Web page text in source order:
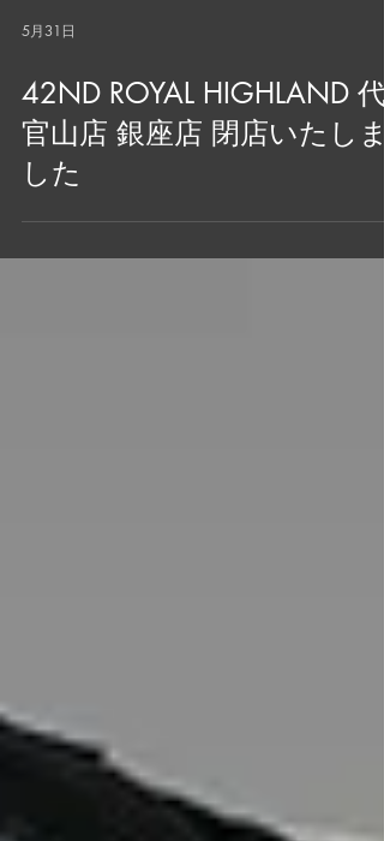
42ND ROYAL HIGHLAND 代
官山店 銀座店 閉店いたしま
した